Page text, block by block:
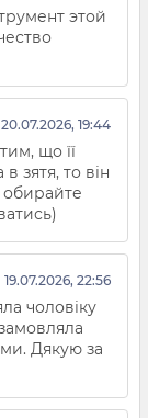
этой
20.07.2026, 19:44
що її
зятя, то він
19.07.2026, 22:56
чоловіку
Дякую за